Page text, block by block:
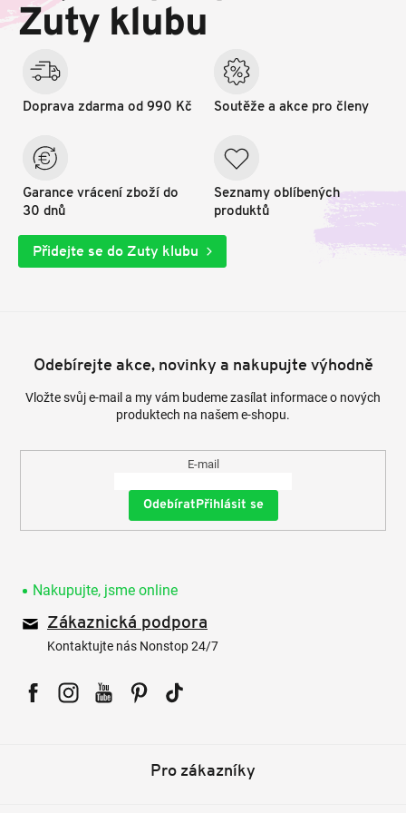
í
Zuty klubu
Doprava zdarma od 990 Kč
Garance vrácení zboží do
30 dnů
Soutěže a akce pro členy
Seznamy oblíbených
produktů
Přidejte se do Zuty klubu
Odebírejte akce, novinky a nakupujte výhodně
Vložte svůj e-mail a my vám budeme zasílat informace o nových
produktech na našem e-shopu.
E-mail
Přihlásit se
Nakupujte, jsme online
Zákaznická podpora
Kontaktujte nás Nonstop 24/7
Pro zákazníky